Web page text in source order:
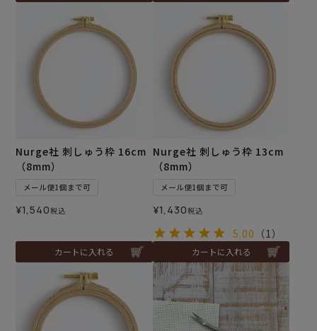
Nurge社 刺しゅう枠 16cm
（8mm）
メール便1個まで可
¥1,540税込
カートに入れる
Nurge社 刺しゅう枠 13cm
（8mm）
メール便1個まで可
¥1,430税込
5.00 （1）
カートに入れる